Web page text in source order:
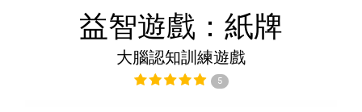
益智遊戲：紙牌
大腦認知訓練遊戲
5